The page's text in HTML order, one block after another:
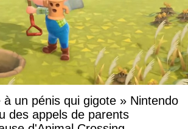
à un pénis qui gigote » Nintendo
des appels de parents